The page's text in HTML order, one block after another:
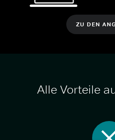
ZU DEN
Alle Vorteile